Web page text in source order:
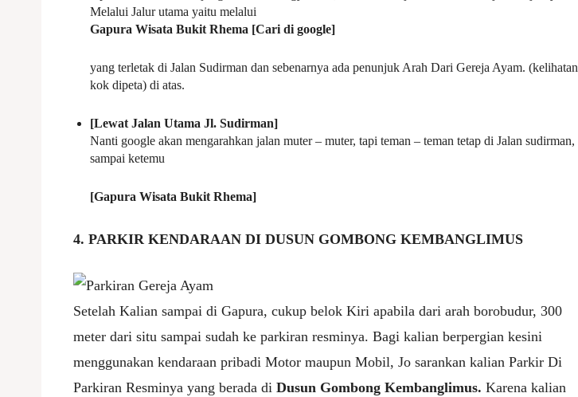
Melalui Jalur utama yaitu melalui
Gapura Wisata Bukit Rhema [Cari di google]
yang terletak di Jalan Sudirman dan sebenarnya ada penunjuk Arah Dari Gereja Ayam. (kelihatan
kok dipeta) di atas.
[Lewat Jalan Utama Jl. Sudirman]
Nanti google akan mengarahkan jalan muter – muter, tapi teman – teman tetap di Jalan sudirman,
sampai ketemu
[Gapura Wisata Bukit Rhema]
4. PARKIR KENDARAAN DI DUSUN GOMBONG KEMBANGLIMUS
Setelah Kalian sampai di Gapura, cukup belok Kiri apabila dari arah borobudur, 300
meter dari situ sampai sudah ke parkiran resminya. Bagi kalian berpergian kesini
menggunakan kendaraan pribadi Motor maupun Mobil, Jo sarankan kalian Parkir Di
Parkiran Resminya yang berada di Dusun Gombong Kembanglimus. Karena kalian